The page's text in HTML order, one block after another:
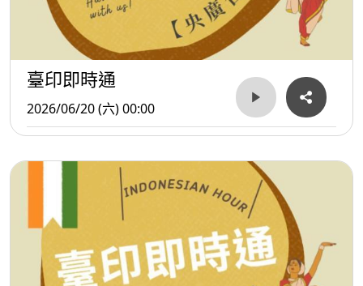
臺印即時通
2026/06/20 (六) 00:00